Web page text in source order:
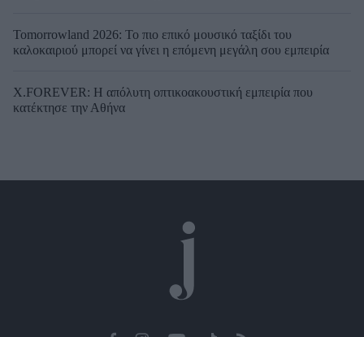
Tomorrowland 2026: Το πιο επικό μουσικό ταξίδι του
καλοκαιριού μπορεί να γίνει η επόμενη μεγάλη σου εμπειρία
X.FOREVER: Η απόλυτη οπτικοακουστική εμπειρία που
κατέκτησε την Αθήνα